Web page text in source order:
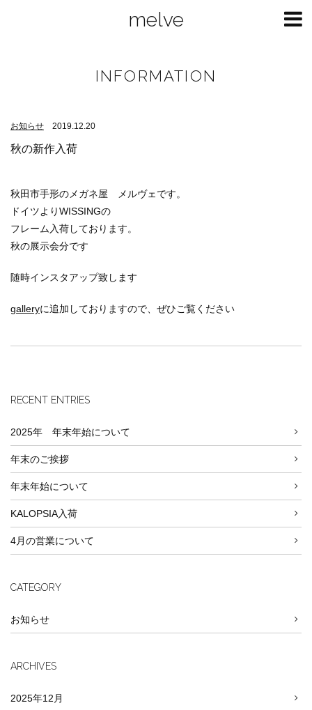
melve
INFORMATION
お知らせ 2019.12.20
秋の新作入荷
秋田市手形のメガネ屋 メルヴェです。
ドイツよりWISSINGの
フレーム入荷しております。
秋の展示会分です
随時インスタアップ致します
galleryに追加しておりますので、ぜひご覧ください
RECENT ENTRIES
2025年 年末年始について
年末のご挨拶
年末年始について
KALOPSIA入荷
4月の営業について
CATEGORY
お知らせ
ARCHIVES
2025年12月